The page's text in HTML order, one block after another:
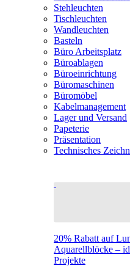
Stehleuchten
Tischleuchten
Wandleuchten
Basteln
Büro Arbeitsplatz
Büroablagen
Büroeinrichtung
Büromaschinen
Büromöbel
Kabelmanagement
Lager und Versand
Papeterie
Präsentation
Technisches
20% Rabatt auf
Aquarellblöcke –
Projekte